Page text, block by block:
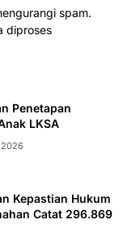
spam.
diproses
Penetapan
LKSA
Kepastian Hukum
Catat 296.869